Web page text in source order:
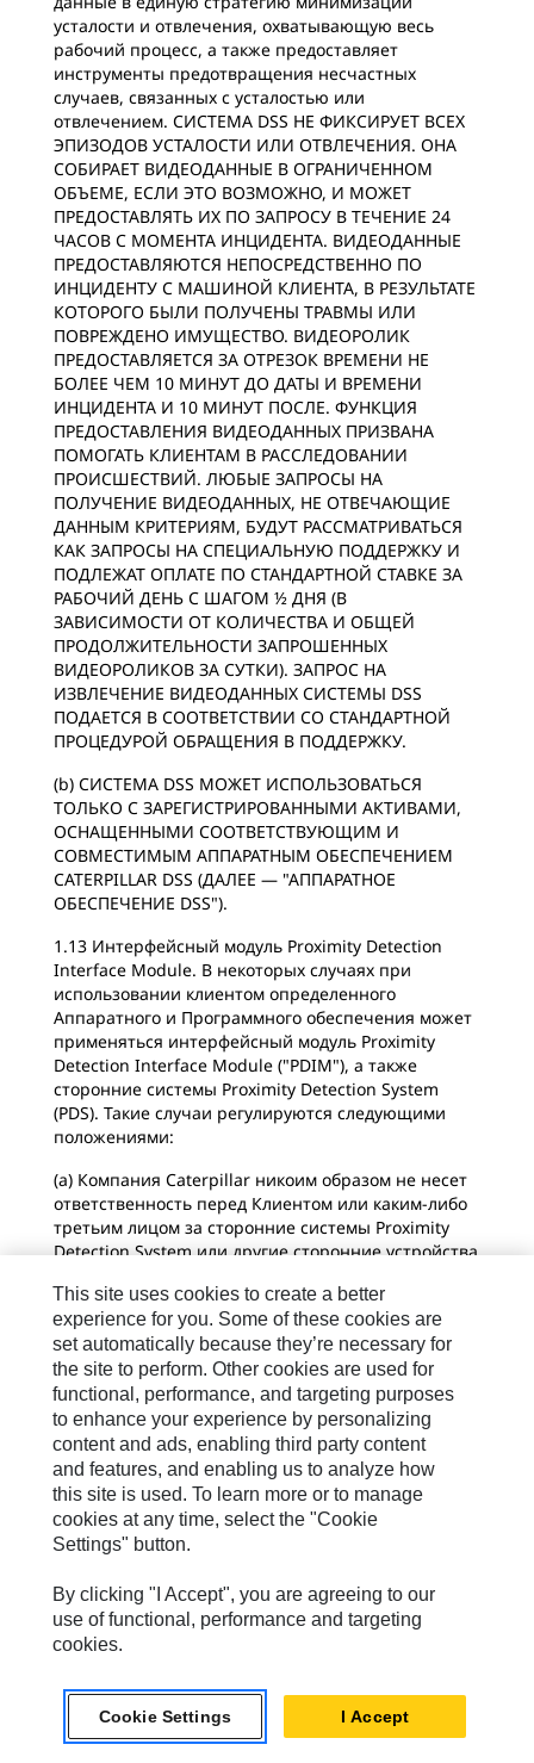
усталости и отвлечения, охватывающую весь
рабочий процесс, а также предоставляет
инструменты предотвращения несчастных
случаев, связанных с усталостью или
отвлечением. СИСТЕМА DSS НЕ ФИКСИРУЕТ ВСЕХ
ЭПИЗОДОВ УСТАЛОСТИ ИЛИ ОТВЛЕЧЕНИЯ. ОНА
СОБИРАЕТ ВИДЕОДАННЫЕ В ОГРАНИЧЕННОМ
ОБЪЕМЕ, ЕСЛИ ЭТО ВОЗМОЖНО, И МОЖЕТ
ПРЕДОСТАВЛЯТЬ ИХ ПО ЗАПРОСУ В ТЕЧЕНИЕ 24
ЧАСОВ С МОМЕНТА ИНЦИДЕНТА. ВИДЕОДАННЫЕ
ПРЕДОСТАВЛЯЮТСЯ НЕПОСРЕДСТВЕННО ПО
ИНЦИДЕНТУ С МАШИНОЙ КЛИЕНТА, В РЕЗУЛЬТАТЕ
КОТОРОГО БЫЛИ ПОЛУЧЕНЫ ТРАВМЫ ИЛИ
ПОВРЕЖДЕНО ИМУЩЕСТВО. ВИДЕОРОЛИК
ПРЕДОСТАВЛЯЕТСЯ ЗА ОТРЕЗОК ВРЕМЕНИ НЕ
БОЛЕЕ ЧЕМ 10 МИНУТ ДО ДАТЫ И ВРЕМЕНИ
ИНЦИДЕНТА И 10 МИНУТ ПОСЛЕ. ФУНКЦИЯ
ПРЕДОСТАВЛЕНИЯ ВИДЕОДАННЫХ ПРИЗВАНА
ПОМОГАТЬ КЛИЕНТАМ В РАССЛЕДОВАНИИ
ПРОИСШЕСТВИЙ. ЛЮБЫЕ ЗАПРОСЫ НА
ПОЛУЧЕНИЕ ВИДЕОДАННЫХ, НЕ ОТВЕЧАЮЩИЕ
ДАННЫМ КРИТЕРИЯМ, БУДУТ РАССМАТРИВАТЬСЯ
КАК ЗАПРОСЫ НА СПЕЦИАЛЬНУЮ ПОДДЕРЖКУ И
ПОДЛЕЖАТ ОПЛАТЕ ПО СТАНДАРТНОЙ СТАВКЕ ЗА
РАБОЧИЙ ДЕНЬ С ШАГОМ ½ ДНЯ (В
ЗАВИСИМОСТИ ОТ КОЛИЧЕСТВА И ОБЩЕЙ
ПРОДОЛЖИТЕЛЬНОСТИ ЗАПРОШЕННЫХ
ВИДЕОРОЛИКОВ ЗА СУТКИ). ЗАПРОС НА
ИЗВЛЕЧЕНИЕ ВИДЕОДАННЫХ СИСТЕМЫ DSS
ПОДАЕТСЯ В СООТВЕТСТВИИ СО СТАНДАРТНОЙ
ПРОЦЕДУРОЙ ОБРАЩЕНИЯ В ПОДДЕРЖКУ.
(b) СИСТЕМА DSS МОЖЕТ ИСПОЛЬЗОВАТЬСЯ
ТОЛЬКО С ЗАРЕГИСТРИРОВАННЫМИ АКТИВАМИ,
ОСНАЩЕННЫМИ СООТВЕТСТВУЮЩИМ И
СОВМЕСТИМЫМ АППАРАТНЫМ ОБЕСПЕЧЕНИЕМ
CATERPILLAR DSS (ДАЛЕЕ — "АППАРАТНОЕ
ОБЕСПЕЧЕНИЕ DSS").
1.13 Интерфейсный модуль Proximity Detection
Interface Module. В некоторых случаях при
использовании клиентом определенного
Аппаратного и Программного обеспечения может
применяться интерфейсный модуль Proximity
Detection Interface Module ("PDIM"), а также
сторонние системы Proximity Detection System
(PDS). Такие случаи регулируются следующими
положениями:
(a) Компания Caterpillar никоим образом не несет
ответственность перед Клиентом или каким-либо
третьим лицом за сторонние системы Proximity
Detection System или другие сторонние устройства
"PDS"), подключенные к оборудованию Caterpillar,
даже если система PDS предоставляется
оборудованию Caterpillar через интерфейс PDIM
или интерфейс другого оборудования либо если
система PDS установлена Клиентом или другой
стороной, действующей от имени Клиента (в том
числе Дилером Клиента). Компания Caterpillar
также не несет ответственность за оборудование
Caterpillar, на которое установлена система PDS, за
любые возникающие проблемы, связанные с PDS,
и за ущерб, который может быть нанесен
оборудованию Caterpillar в связи с такой
проблемой или иным образом, если компании
Caterpillar не предоставлен доступ к
соответствующим данным о проблеме ("Данные об
инциденте"). Компания Caterpillar примет
инциденте будет четко указана неисправность
при производстве или сборке оборудования
Caterpillar. К Данным об инциденте относится
This site uses cookies to create a better
experience for you. Some of these cookies are
set automatically because they’re necessary for
the site to perform. Other cookies are used for
functional, performance, and targeting purposes
to enhance your experience by personalizing
content and ads, enabling third party content
and features, and enabling us to analyze how
this site is used. To learn more or to manage
cookies at any time, select the "Cookie
Settings" button.
By clicking "I Accept", you are agreeing to our
use of functional, performance and targeting
cookies.
Cookie Settings I Accept